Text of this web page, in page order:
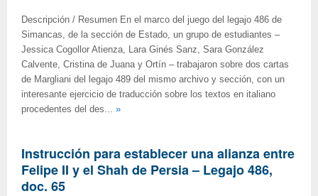
Descripción / Resumen En el marco del juego del legajo 486 de
Simancas, de la sección de Estado, un grupo de estudiantes –
Jessica Cogollor Atienza, Lara Ginés Sanz, Sara González
Calvente, Cristina de Juana y Ortín – trabajaron sobre dos cartas
de Margliani del legajo 489 del mismo archivo y sección, con un
interesante ejercicio de traducción sobre los textos en italiano
procedentes del des... »
Instrucción para establecer una alianza entre
Felipe II y el Shah de Persia – Legajo 486,
doc. 65